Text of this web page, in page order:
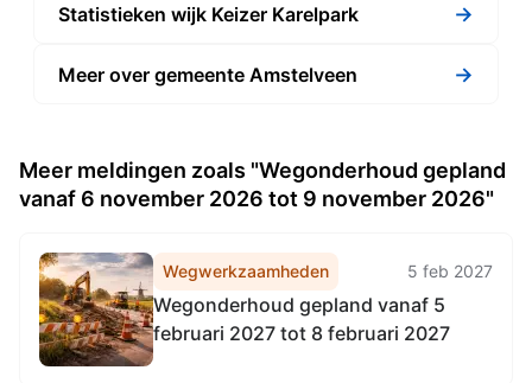
Statistieken wijk Keizer Karelpark →
Meer over gemeente Amstelveen →
Meer meldingen zoals "Wegonderhoud gepland
vanaf 6 november 2026 tot 9 november 2026"
Wegwerkzaamheden 5 feb 2027
Wegonderhoud gepland vanaf 5
februari 2027 tot 8 februari 2027